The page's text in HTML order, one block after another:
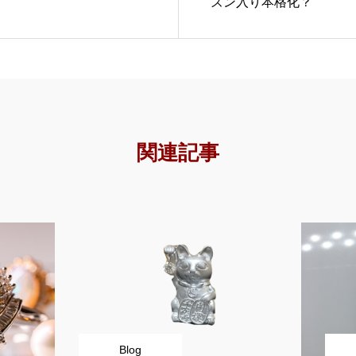
関連記事
Blog